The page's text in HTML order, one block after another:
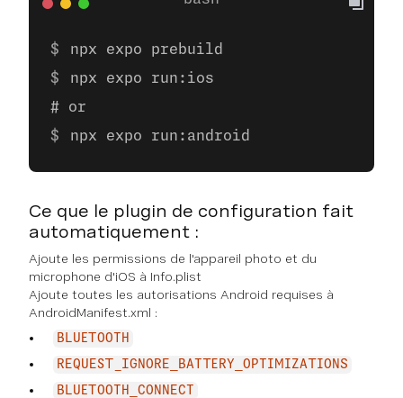
npx expo prebuild
npx expo run:ios
# or
npx expo run:android
Ce que le plugin de configuration fait
automatiquement :
Ajoute les permissions de l'appareil photo et du
microphone d'iOS à Info.plist
Ajoute toutes les autorisations Android requises à
AndroidManifest.xml :
BLUETOOTH
REQUEST_IGNORE_BATTERY_OPTIMIZATIONS
BLUETOOTH_CONNECT